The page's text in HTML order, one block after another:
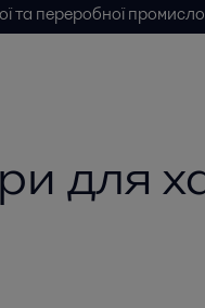
та переробної
для